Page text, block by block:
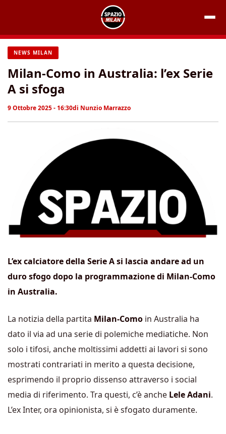
contenuto
NEWS MILAN
Milan-Como in Australia: l’ex Serie
A si sfoga
9 Ottobre 2025 - 16:30di Nunzio Marrazzo
L’ex calciatore della Serie A si lascia andare ad un
duro sfogo dopo la programmazione di Milan-Como
in Australia.
La notizia della partita Milan-Como in Australia ha
dato il via ad una serie di polemiche mediatiche. Non
solo i tifosi, anche moltissimi addetti ai lavori si sono
mostrati contrariati in merito a questa decisione,
esprimendo il proprio dissenso attraverso i social
media di riferimento. Tra questi, c’è anche Lele Adani.
L’ex Inter, ora opinionista, si è sfogato duramente.